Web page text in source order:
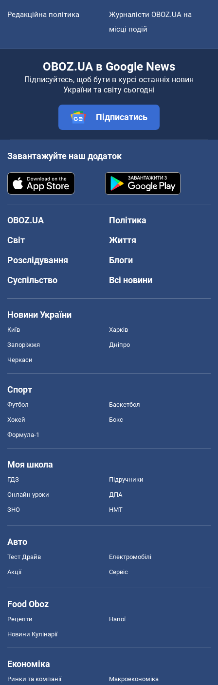
Редакційна політика
Журналісти OBOZ.UA на
місці подій
OBOZ.UA в Google News
Підписуйтесь, щоб бути в курсі останніх новин
України та світу сьогодні
Підписатись
Завантажуйте наш додаток
OBOZ.UA
Політика
Світ
Життя
Розслідування
Блоги
Суспільство
Всі новини
Новини України
Київ Харків
Запоріжжя Дніпро
Черкаси
Спорт
Футбол Баскетбол
Хокей Бокс
Формула-1
Моя школа
ГДЗ Підручники
Онлайн уроки ДПА
ЗНО НМТ
Авто
Тест Драйв Електромобілі
Акції Сервіс
Food Oboz
Рецепти Напої
Новини Кулінарії
Економіка
Ринки та компанії Макроекономіка